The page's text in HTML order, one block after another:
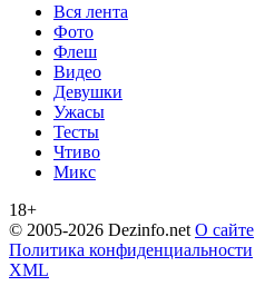
Вся лента
Фото
Флеш
Видео
Девушки
Ужасы
Тесты
Чтиво
Микс
18+
© 2005-2026 Dezinfo.net О сайте
Политика конфиденциальности
XML